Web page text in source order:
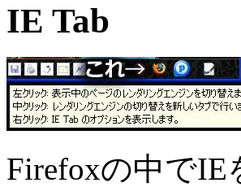
IE Tab
Firefoxの中でIE